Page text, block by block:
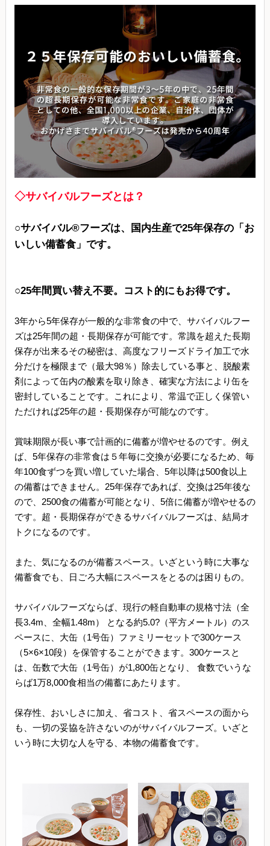
◇サバイバルフーズとは？
○サバイバル®フーズは、国内生産で25年保存の「お
いしい備蓄食」です。
○25年間買い替え不要。コスト的にもお得です。
3年から5年保存が一般的な非常食の中で、サバイバルフー
ズは25年間の超・長期保存が可能です。常識を超えた長期
保存が出来るその秘密は、高度なフリーズドライ加工で水
分だけを極限まで（最大98％）除去している事と、脱酸素
剤によって缶内の酸素を取り除き、確実な方法により缶を
密封していることです。これにより、常温で正しく保管い
ただければ25年の超・長期保存が可能なのです。
賞味期限が長い事で計画的に備蓄が増やせるのです。例え
ば、5年保存の非常食は５年毎に交換が必要になるため、毎
年100食ずつを買い増していた場合、5年以降は500食以上
の備蓄はできません。25年保存であれば、交換は25年後な
ので、2500食の備蓄が可能となり、5倍に備蓄が増やせるの
です。超・長期保存ができるサバイバルフーズは、結局オ
トクになるのです。
また、気になるのが備蓄スペース。いざという時に大事な
備蓄食でも、日ごろ大幅にスペースをとるのは困りもの。
サバイバルフーズならば、現行の軽自動車の規格寸法（全
長3.4m、全幅1.48m） となる約5.0?（平方メートル）のス
ペースに、大缶（1号缶）ファミリーセットで300ケース
（5×6×10段）を保管することができます。300ケースと
は、缶数で大缶（1号缶）が1,800缶となり、 食数でいうな
らば1万8,000食相当の備蓄にあたります。
保存性、おいしさに加え、省コスト、省スペースの面から
も、一切の妥協を許さないのがサバイバルフーズ。いざと
いう時に大切な人を守る、本物の備蓄食です。